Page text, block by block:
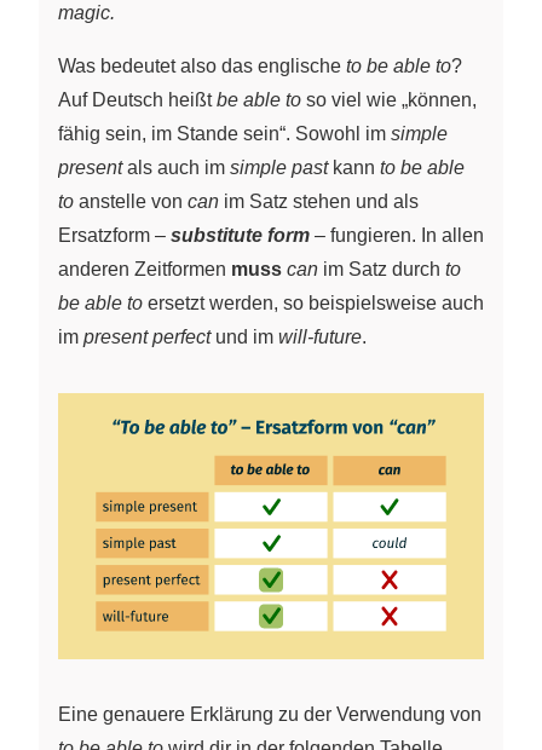
magic.
Was bedeutet also das englische to be able to?
Auf Deutsch heißtbe able to so viel wie „können,
fähig sein, im Stande sein“. Sowohl im simple
presentals auch im simple pastkann to be able
to anstelle von can im Satz stehen und als
Ersatzform – substitute form – fungieren. In allen
anderen Zeitformen muss can im Satz durch to
be able to ersetzt werden, so beispielsweise auch
im present perfectund im will-future.
Eine genauere Erklärung zu der Verwendung von